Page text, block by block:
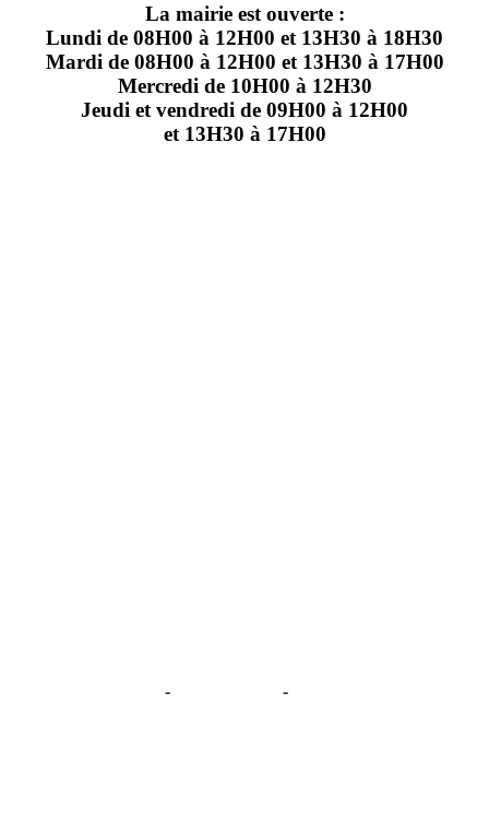
La mairie est ouverte :
Lundi de 08H00 à 12H00 et 13H30 à 18H30
Mardi de 08H00 à 12H00 et 13H30 à 17H00
Mercredi de 10H00 à 12H30
Jeudi et vendredi de 09H00 à 12H00
et 13H30 à 17H00
- -